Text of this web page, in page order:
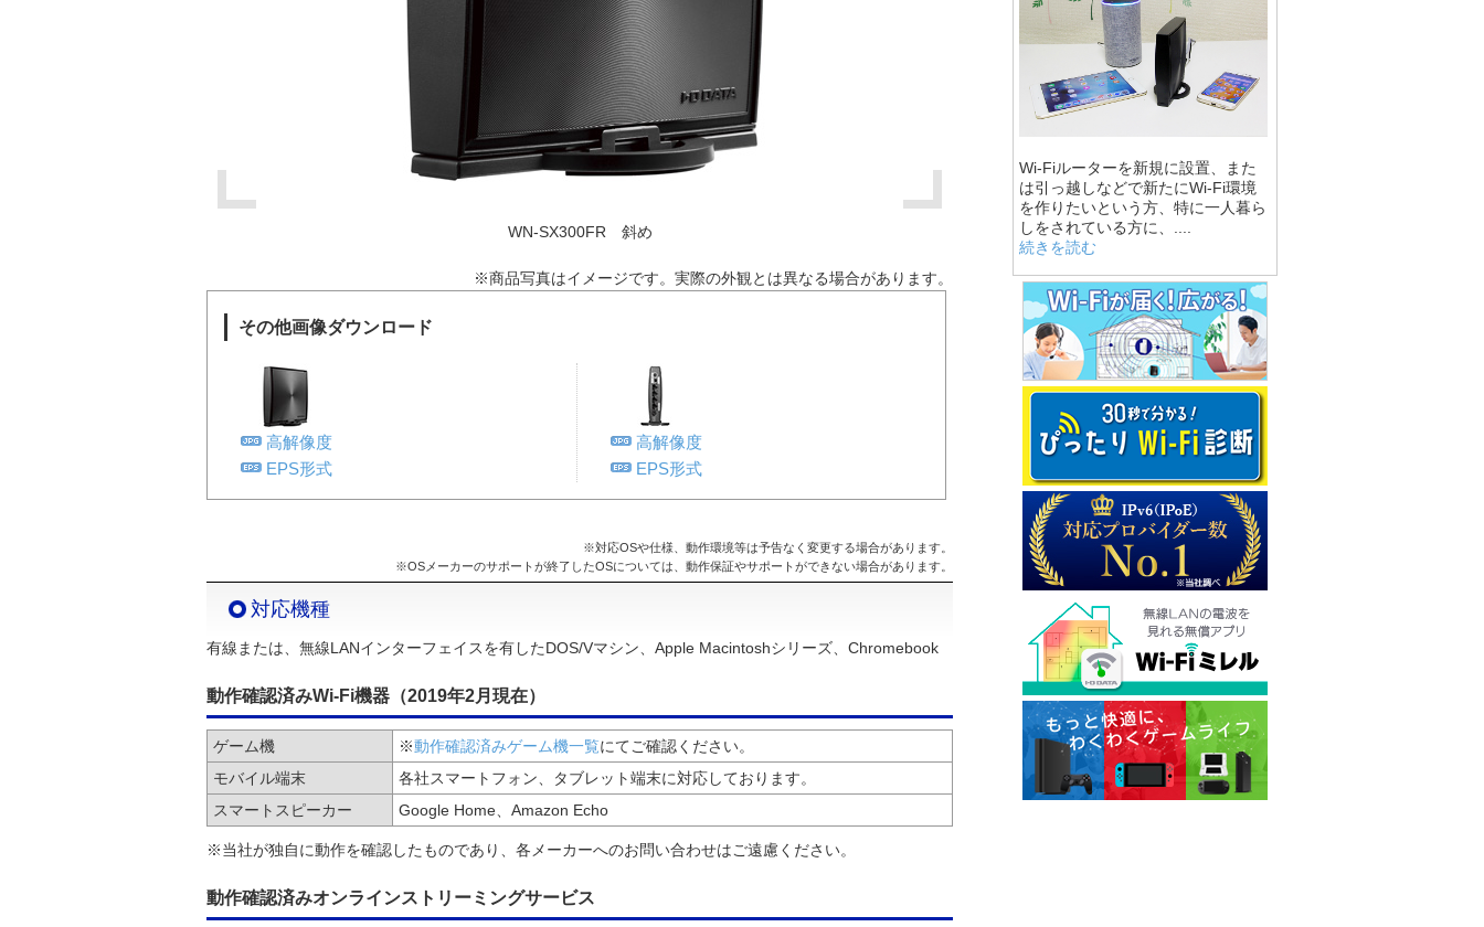
WN-SX300FR 斜め
※商品写真はイメージです。実際の外観とは異なる場合があります。
その他画像ダウンロード
高解像度
EPS形式
高解像度
EPS形式
※対応OSや仕様、動作環境等は予告なく変更する場合があります。
※OSメーカーのサポートが終了したOSについては、動作保証やサポートができない場合があります。
対応機種
有線または、無線LANインターフェイスを有したDOS/Vマシン、Apple Macintoshシリーズ、Chromebook
動作確認済みWi-Fi機器（2019年2月現在）
ゲーム機 ※動作確認済みゲーム機一覧にてご確認ください。
モバイル端末
各社スマートフォン、タブレット端末に対応しております。
スマートスピーカー
Google Home、Amazon Echo
※当社が独自に動作を確認したものであり、各メーカーへのお問い合わせはご遠慮ください。
動作確認済みオンラインストリーミングサービス
Wi-Fiルーターを新規に設置、また
は引っ越しなどで新たにWi-Fi環境
を作りたいという方、特に一人暮ら
しをされている方に、....
続きを読む